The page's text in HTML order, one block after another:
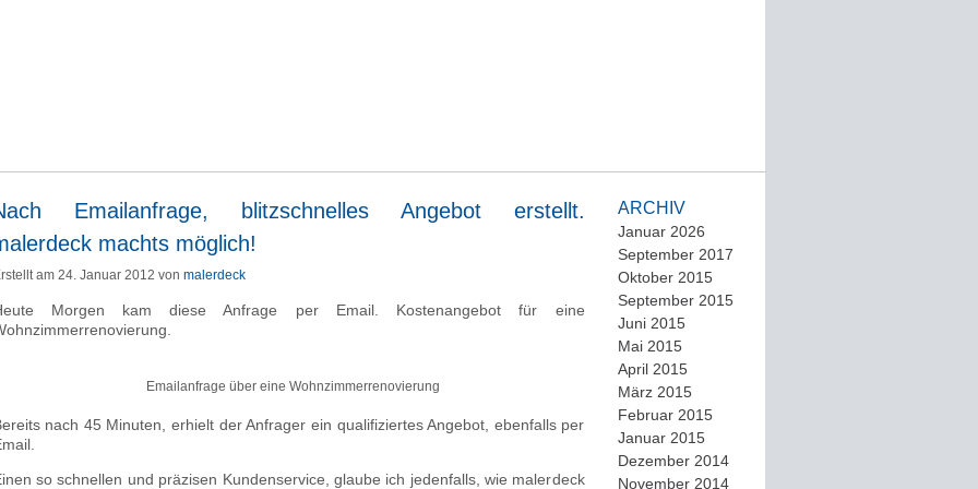
Emailanfrage, blitzschnelles Angebot erstellt.
machts möglich!
am 24. Januar 2012 von malerdeck
Morgen kam diese Anfrage per Email. Kostenangebot für eine
Emailanfrage über eine Wohnzimmerrenovierung
nach 45 Minuten, erhielt der Anfrager ein qualifiziertes Angebot, ebenfalls per
so schnellen und präzisen Kundenservice, glaube ich jedenfalls, wie malerdeck
ARCHIV
Januar 2026
September 2017
Oktober 2015
September 2015
Juni 2015
Mai 2015
April 2015
März 2015
Februar 2015
Januar 2015
Dezember 2014
November 2014